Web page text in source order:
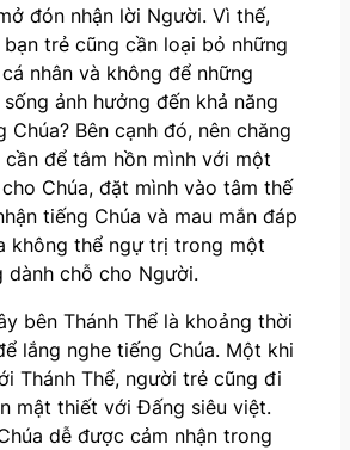
đón nhận lời Người. Vì thế,
trẻ cũng cần loại bỏ những
nhân và không để những
ảnh hưởng đến khả năng
Chúa? Bên cạnh đó, nên chăng
để tâm hồn mình với một
Chúa, đặt mình vào tâm thế
tiếng Chúa và mau mắn đáp
không thể ngự trị trong một
dành chỗ cho Người.
bên Thánh Thể là khoảng thời
lắng nghe tiếng Chúa. Một khi
Thánh Thể, người trẻ cũng đi
mật thiết với Đấng siêu việt.
dễ được cảm nhận trong